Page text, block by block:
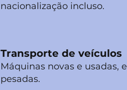
nacionalização incluso.
Transporte de veículos
Máquinas novas e usadas, e
pesadas.